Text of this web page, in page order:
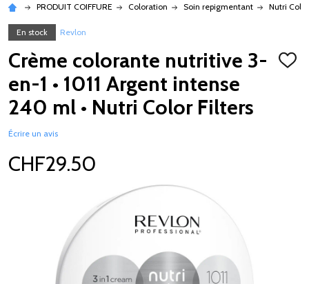
PRODUIT COIFFURE Coloration Soin repigmentant Nutri Color
En stock Revlon
Crème colorante nutritive 3-
en-1 • 1011 Argent intense
240 ml • Nutri Color Filters
Écrire un avis
CHF29.50